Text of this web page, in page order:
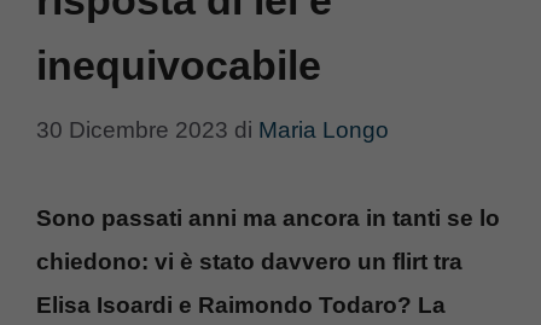
inequivocabile
30 Dicembre 2023 di Maria Longo
Sono passati anni ma ancora in tanti se lo
chiedono: vi è stato davvero un flirt tra
Elisa Isoardi e Raimondo Todaro? La